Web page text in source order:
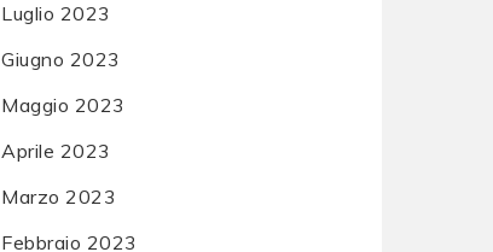
Luglio 2023
Giugno 2023
Maggio 2023
Aprile 2023
Marzo 2023
Febbraio 2023